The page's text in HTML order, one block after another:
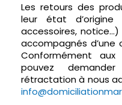
Les retours des
leur état d’origine
accessoires,
accompagnés d’une
Conformément aux
pouvez
rétractation à nous